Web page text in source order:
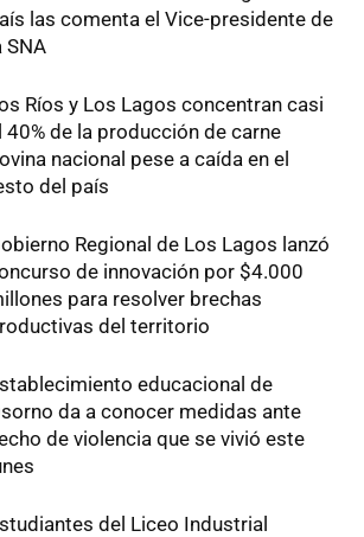
las comenta el Vice-presidente de
SNA
Ríos y Los Lagos concentran casi
40% de la producción de carne
nacional pese a caída en el
del país
Regional de Los Lagos lanzó
de innovación por $4.000
para resolver brechas
del territorio
educacional de
da a conocer medidas ante
de violencia que se vivió este
del Liceo Industrial